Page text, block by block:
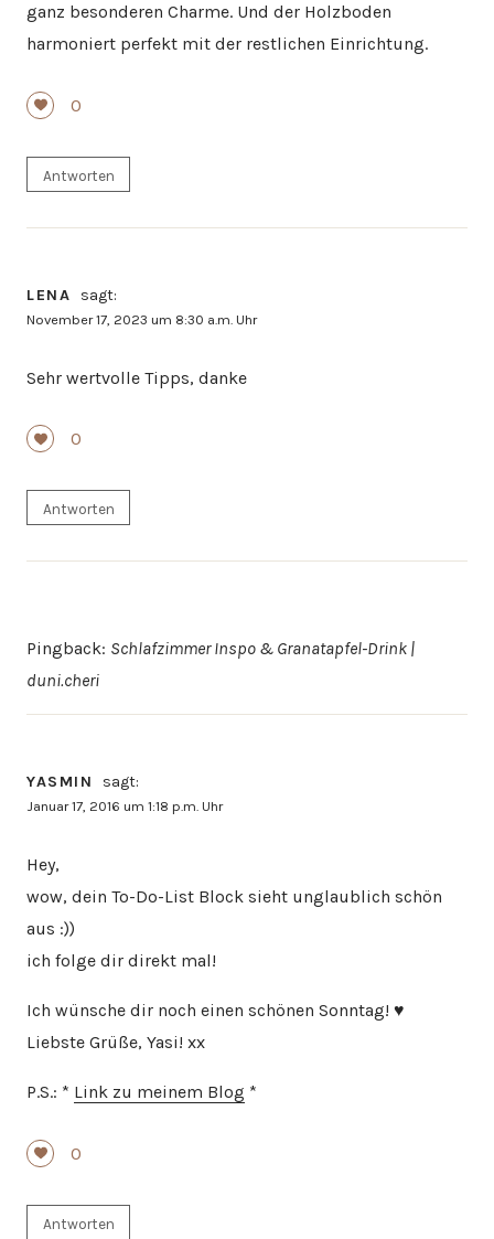
ganz besonderen Charme. Und der Holzboden
harmoniert perfekt mit der restlichen Einrichtung.
0
Antworten
LENA sagt:
November 17, 2023 um 8:30 a.m. Uhr
Sehr wertvolle Tipps, danke
0
Antworten
Pingback: Schlafzimmer Inspo & Granatapfel-Drink |
duni.cheri
YASMIN sagt:
Januar 17, 2016 um 1:18 p.m. Uhr
Hey,
wow, dein To-Do-List Block sieht unglaublich schön
aus :))
ich folge dir direkt mal!
Ich wünsche dir noch einen schönen Sonntag! ♥
Liebste Grüße, Yasi! xx
P.S.: * Link zu meinem Blog *
0
Antworten